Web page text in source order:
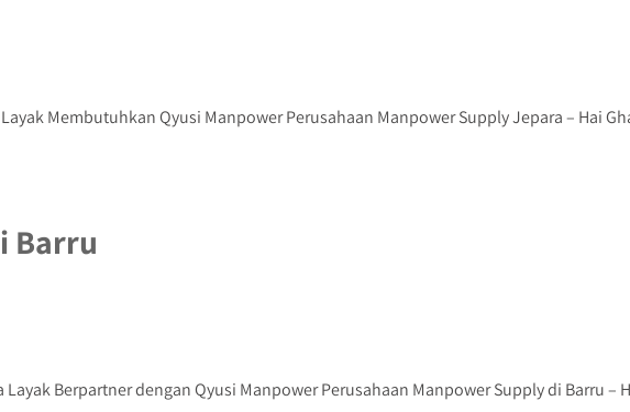
Membutuhkan Qyusi Manpower Perusahaan Manpower Supply Jepara – Hai
Barru
Berpartner dengan Qyusi Manpower Perusahaan Manpower Supply di Barru –